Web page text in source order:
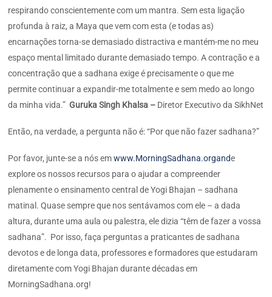
respirando conscientemente com um mantra. Sem esta ligação
profunda à raiz, a Maya que vem com esta (e todas as)
encarnações torna-se demasiado distractiva e mantém-me no meu
espaço mental limitado durante demasiado tempo. A contração e a
concentração que a sadhana exige é precisamente o que me
permite continuar a expandir-me totalmente e sem medo ao longo
da minha vida.” Guruka Singh Khalsa – Diretor Executivo da SikhNet
Então, na verdade, a pergunta não é: “Por que não fazer sadhana?”
Por favor, junte-se a nós emwww.MorningSadhana.organde
explore os nossos recursos para o ajudar a compreender
plenamente o ensinamento central de Yogi Bhajan – sadhana
matinal. Quase sempre que nos sentávamos com ele – a dada
altura, durante uma aula ou palestra, ele dizia “têm de fazer a vossa
sadhana”. Por isso, faça perguntas a praticantes de sadhana
devotos e de longa data, professores e formadores que estudaram
diretamente com Yogi Bhajan durante décadas em
MorningSadhana.org!